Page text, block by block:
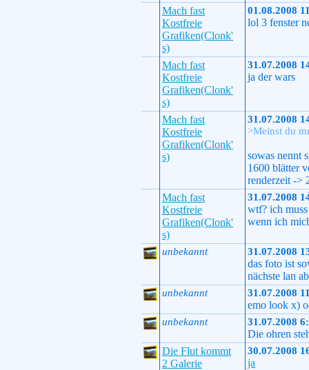
Mach fast
Kostfreie
Grafiken(Clonk'
s)
01.08.2008
lol 3 fenster
Mach fast
Kostfreie
Grafiken(Clonk'
s)
31.07.2008
ja der wars
Mach fast
Kostfreie
Grafiken(Clonk'
s)
31.07.2008
>Meinst du
sowas nennt
1600 blätter
renderzeit ->
Mach fast
Kostfreie
Grafiken(Clonk'
s)
31.07.2008
wtf? ich
wenn ich
unbekannt 31.07.2008
das foto ist
nächste lan
unbekannt 31.07.2008
emo look x)
unbekannt 31.07.2008
Die ohren
Die Flut kommt
2 Galerie
30.07.2008
ja